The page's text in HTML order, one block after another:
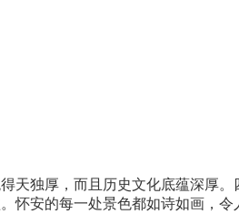
独厚，而且历史文化底蕴深厚。
安的每一处景色都如诗如画，令